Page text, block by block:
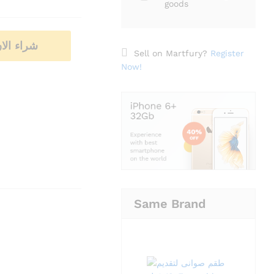
شراء
goods
Sell on Martfury? Register
Now!
Same Brand